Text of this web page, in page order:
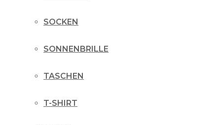
SOCKEN
SONNENBRILLE
TASCHEN
T-SHIRT